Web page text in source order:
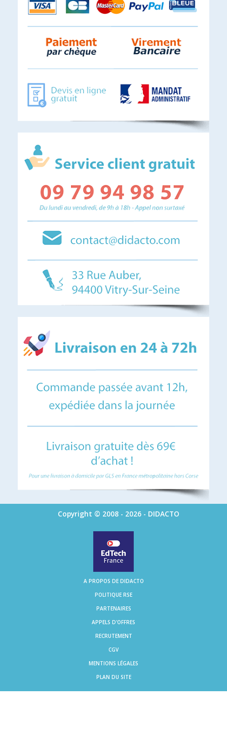
Copyright © 2008 - 2026 - DIDACTO
A PROPOS DE DIDACTO
POLITIQUE RSE
PARTENAIRES
APPELS D'OFFRES
RECRUTEMENT
CGV
MENTIONS LÉGALES
PLAN DU SITE